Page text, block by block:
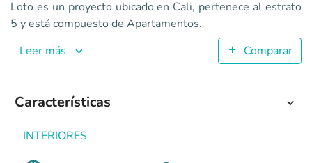
Loto
Apartamentos en Cali - Valle del Lili <p>Loto representa
106.52
2
ColombiaCali
Loto es un proyecto ubicado en Cali, pertenece al estrato
5 y está compuesto de Apartamentos.
Leer más
Comparar
Características
INTERIORES